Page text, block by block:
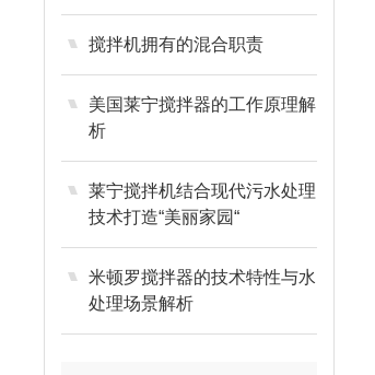
苛工艺
搅拌机拥有的混合职责
美国莱宁搅拌器的工作原理解
析
莱宁搅拌机结合现代污水处理
技术打造“美丽家园“
米顿罗搅拌器的技术特性与水
处理场景解析